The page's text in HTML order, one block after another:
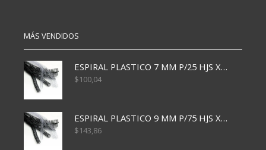
MÁS VENDIDOS
ESPIRAL PLASTICO 7 MM P/25 HJS X50x3000
$100,04
ESPIRAL PLASTICO 9 MM P/75 HJS X50X2400
$143,86